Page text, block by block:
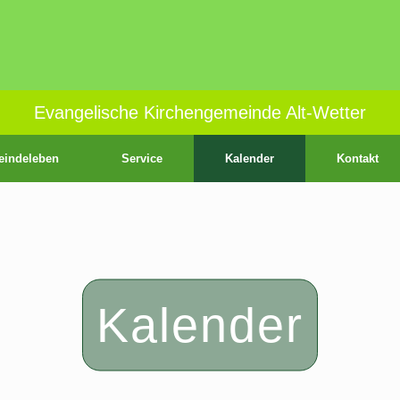
Evangelische Kirchengemeinde Alt-Wetter
Service Kalender Kontakt
Kalender